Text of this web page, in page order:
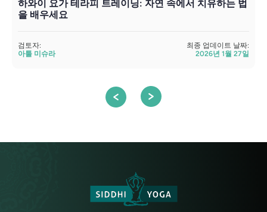
하와이 요가 테라피 트레이닝: 자연 속에서 치유하는 법
을 배우세요
검토자:
아툴 미슈라
최종 업데이트 날짜:
2026년 1월 27일